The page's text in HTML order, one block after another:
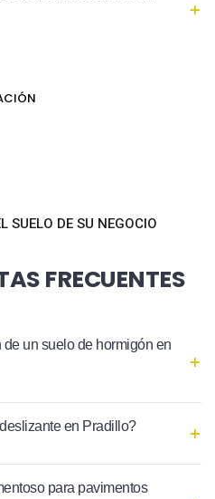
SUELO DE SU NEGOCIO
FRECUENTES
un suelo de hormigón en
en Pradillo?
para pavimentos